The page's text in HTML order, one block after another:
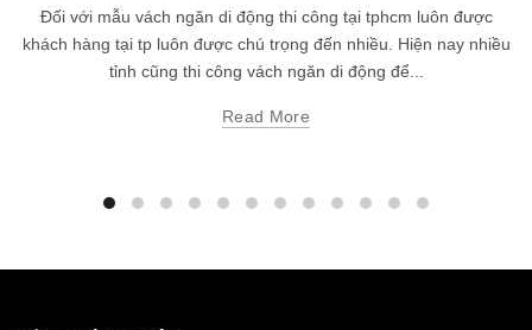
Đối với mẫu vách ngăn di động thi công tại tphcm luôn được
khách hàng tại tp luôn được chú trọng đến nhiều. Hiện nay nhiều
tỉnh cũng thi công vách ngăn di động để...
Read More